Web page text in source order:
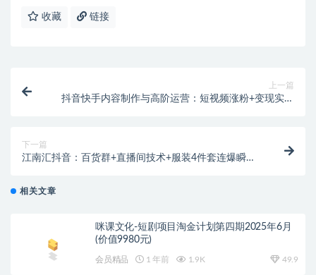
收藏 链接
上一篇
抖音快手内容制作与高阶运营：短视频涨粉+变现实战
下一篇
江南汇抖音：百货群+直播间技术+服装4件套连爆瞬爆
相关文章
咪课文化-短剧项目淘金计划第四期2025年6月
(价值9980元)
会员精品 1 年前 1.9K 49.9